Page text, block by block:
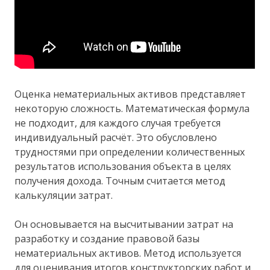
Оценка нематериальных активов представляет
некоторую сложность. Математическая формула
не подходит, для каждого случая требуется
индивидуальный расчёт. Это обусловлено
трудностями при определении количественных
результатов использования объекта в целях
получения дохода. Точным считается метод
калькуляции затрат.
Он основывается на высчитывании затрат на
разработку и создание правовой базы
нематериальных активов. Метод используется